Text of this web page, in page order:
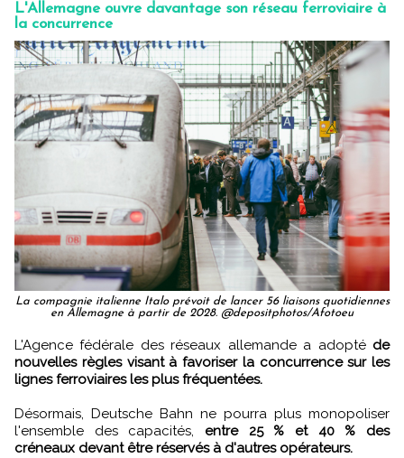
L'Allemagne ouvre davantage son réseau ferroviaire à
la concurrence
La compagnie italienne Italo prévoit de lancer 56 liaisons quotidiennes
en Allemagne à partir de 2028. @depositphotos/Afotoeu
L'Agence fédérale des réseaux allemande a adopté de
nouvelles règles visant à favoriser la concurrence sur les
lignes ferroviaires les plus fréquentées.
Désormais, Deutsche Bahn ne pourra plus monopoliser
l'ensemble des capacités, entre 25 % et 40 % des
créneaux devant être réservés à d'autres opérateurs.